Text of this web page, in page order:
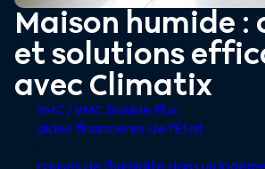
Maison humide :
et solutions
avec Climatix
VMC / VMC Double Flux
aides financières de l'État
,